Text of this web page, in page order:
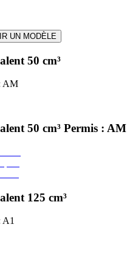
UN MODÈLE
50 cm³
AM
50 cm³ Permis : AM
125 cm³
A1